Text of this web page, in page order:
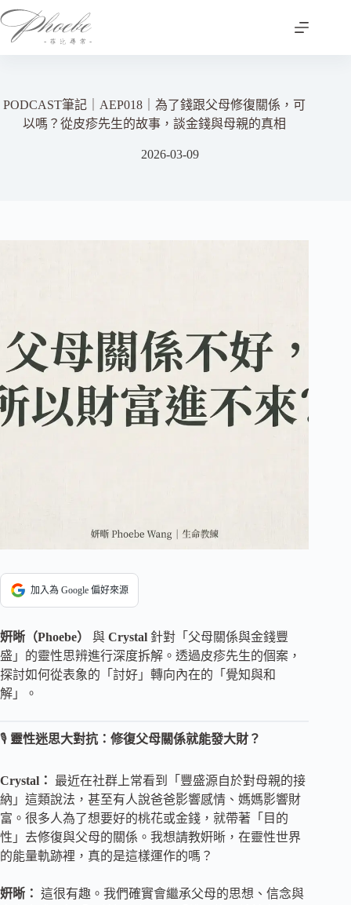
跳
至
容
PODCAST筆記｜AEP018｜為了錢跟父母修復關係，可
以嗎？從皮疹先生的故事，談金錢與母親的真相
2026-03-09
加入為 Google 偏好來源
姸晰（Phoebe） 與 Crystal 針對「父母關係與金錢豐
盛」的靈性思辨進行深度拆解。透過皮疹先生的個案，
探討如何從表象的「討好」轉向內在的「覺知與和
解」。
🎙️ 靈性迷思大對抗：修復父母關係就能發大財？
Crystal：
最近在社群上常看到「豐盛源自於對母親的接
納」這類說法，甚至有人說爸爸影響感情、媽媽影響財
富。很多人為了想要好的桃花或金錢，就帶著「目的
性」去修復與父母的關係。我想請教姸晰，在靈性世界
的能量軌跡裡，真的是這樣運作的嗎？
姸晰： 這很有趣。我們確實會繼承父母的思想、信念與